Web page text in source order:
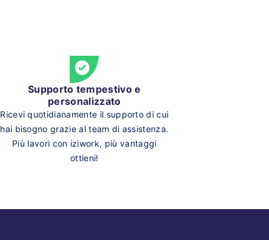
Supporto tempestivo e
personalizzato
Ricevi quotidianamente il supporto di cui
hai bisogno grazie al team di assistenza.
Più lavori con iziwork, più vantaggi
ottieni!